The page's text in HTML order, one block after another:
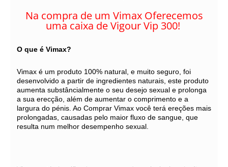
Na compra de um Vimax Oferecemos
uma caixa de Vigour Vip 300!
O que é Vimax?
Vimax é um produto 100% natural, e muito seguro, foi
desenvolvido a partir de ingredientes naturais, este produto
aumenta substâncialmente o seu desejo sexual e prolonga
a sua erecção, além de aumentar o comprimento e a
largura do pénis. Ao Comprar Vimax você terá ereções mais
prolongadas, causadas pelo maior fluxo de sangue, que
resulta num melhor desempenho sexual.